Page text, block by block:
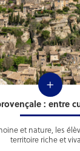
+
: entre
et nature, les
territoire riche et